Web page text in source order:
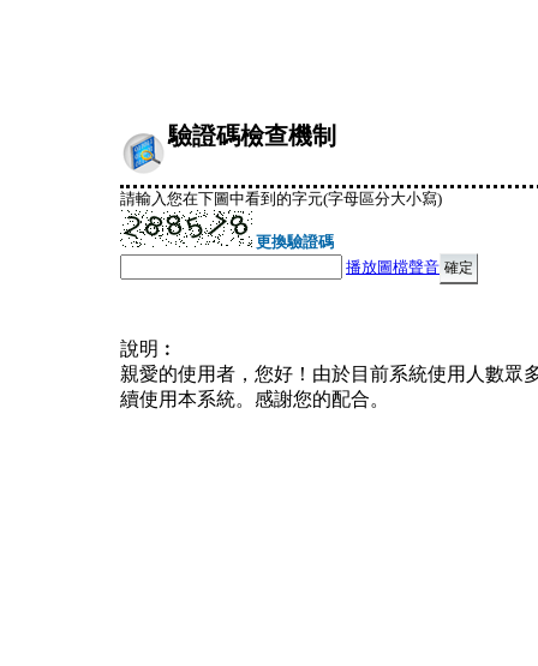
驗證碼檢查機制
請輸入您在下圖中看到的字元(字母區分大小寫)
更換驗證碼
播放圖檔聲音
說明︰
親愛的使用者，您好！由於目前系統使用人數眾
續使用本系統。感謝您的配合。